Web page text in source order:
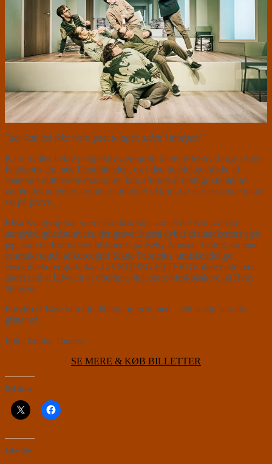
”der kan vel ikke være gået to uger, siden i morges? ”
Karin Gilles lækre perspektivscenografi bliver effektivt brugt i Line
Knutzons leg med flersomheden, og i den uendelige række af
sparsomt møblerede møderum, kun afbrudt af utallige stabler af
gamle dokumenter, kommer individet til kort, og jeg’ets sande natur
sat på prøve.
Elisa Kragerup har som instruktør fået samlet det Knutzonske
uangribelighedsunivers, der graver ligeså dybt i dramatikerens eget
jeg, som de formodede tilskueres på Betty Nansen Teatret, og med
et smukt touch af koreograf Signe Fabricius’ umiskendelige
ensemblekoreografi, kan LIVSTIDSGÆSTERNE ikke ende med
andet end at blive en af efterårets helt store kioskbaskere på Betty
Nansen.
Forvirret? Bare læn dig tilbage og grin med – det er dig selv du
griner af.
Foto: Emilia Therese
SE MERE & KØB BILLETTER
Del dette:
Like this: